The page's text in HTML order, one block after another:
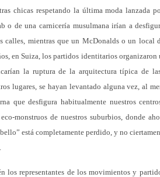
chicas respetando la última moda lanzada
o de una carnicería musulmana irían a
calles, mientras que un McDonalds o un local
en Suiza, los partidos identitarios
la ruptura de la arquitectura típica de
lugares, se hayan levantado alguna vez, al
que desfigura habitualmente nuestros
monstruos de nuestros suburbios, donde
está completamente perdido, y no
los representantes de los movimientos y